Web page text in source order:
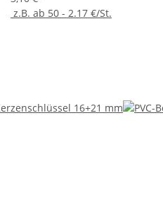
z.B. ab 50 - 2.17 €/St.